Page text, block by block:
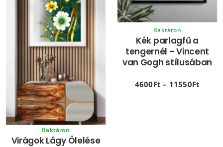
Raktáron
Virágok Lágy Ölelése
Raktáron
Kék parlagfű a
tengernél – Vincent
van Gogh stílusában
4600Ft – 11550Ft